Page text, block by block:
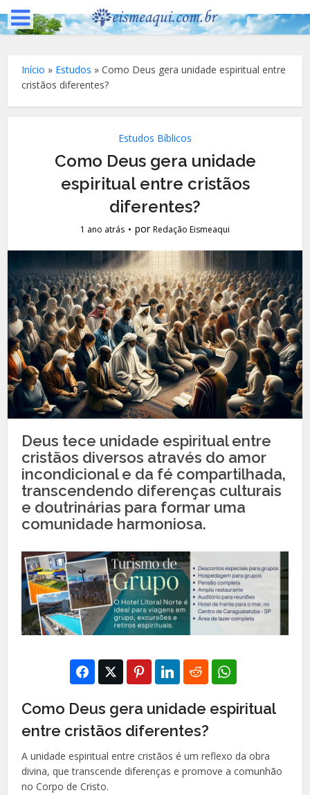
Início » Estudos »Como Deus gera unidade espiritual entre
cristãos diferentes?
Estudos Bíblicos
Como Deus gera unidade
espiritual entre cristãos
diferentes?
1 ano atrás porRedação Eismeaqui
Deus tece unidade espiritual entre
cristãos diversos através do amor
incondicional e da fé compartilhada,
transcendendo diferenças culturais
e doutrinárias para formar uma
comunidade harmoniosa.
Como Deus gera unidade espiritual
entre cristãos diferentes?
A unidade espiritual entre cristãos é um reflexo da obra
divina, que transcende diferenças e promove a comunhão
no Corpo de Cristo.